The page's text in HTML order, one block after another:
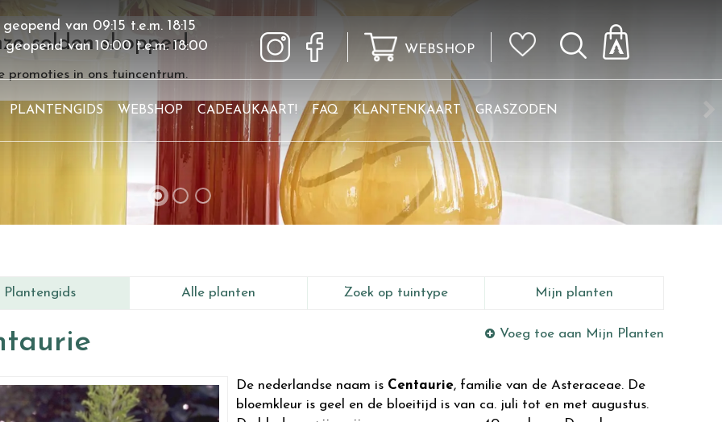
solden shoppen!
promoties in ons tuincentrum.
van 09:15 t.e.m. 18:15
geopend van10:00t.e.m.18:00 WEBSHOP
PLANTENGIDS WEBSHOP CADEAUKAART! FAQ KLANTENKAART GRASZODEN
Plantengids Alle planten Zoek op tuintype Mijn planten
Voeg toe aan Mijn Planten
De nederlandse naam is Centaurie, familie van de Asteraceae. De
bloemkleur is geel en de bloeitijd is van ca. juli tot en met augustus.